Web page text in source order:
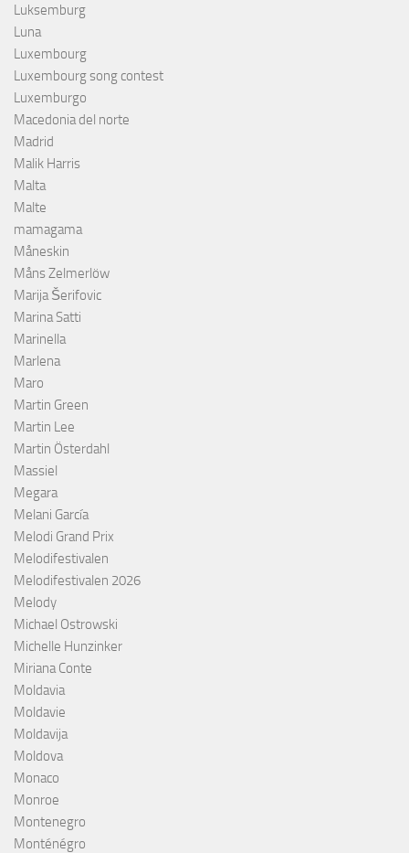
Luksemburg
Luna
Luxembourg
Luxembourg song contest
Luxemburgo
Macedonia del norte
Madrid
Malik Harris
Malta
Malte
mamagama
Måneskin
Måns Zelmerlöw
Marija Šerifovic
Marina Satti
Marinella
Marlena
Maro
Martin Green
Martin Lee
Martin Österdahl
Massiel
Megara
Melani García
Melodi Grand Prix
Melodifestivalen
Melodifestivalen 2026
Melody
Michael Ostrowski
Michelle Hunzinker
Miriana Conte
Moldavia
Moldavie
Moldavija
Moldova
Monaco
Monroe
Montenegro
Monténégro